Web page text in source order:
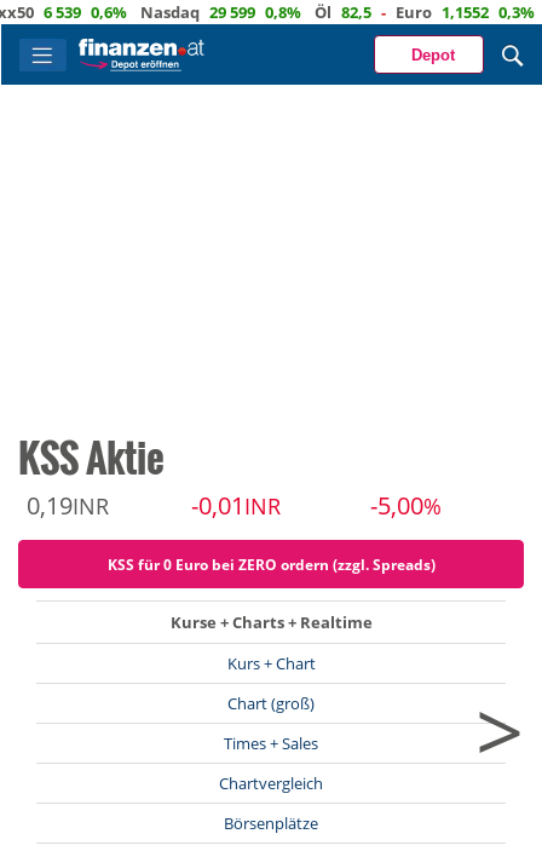
6 539 0,6% Nasdaq 29 599 0,8% Öl 82,5 - Euro 1,1552 0,3%
Depot
KSS Aktie
0,19INR -0,01 INR -5,00%
KSS für 0 Euro bei ZERO ordern (zzgl. Spreads)
Kurse + Charts + Realtime
Kurs + Chart
Chart (groß)
Times + Sales
Chartvergleich
Börsenplätze
>